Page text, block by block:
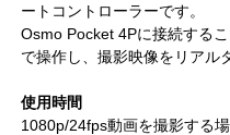
ートコントローラーです。
Osmo Pocket 4Pに接続する
で操作し、撮影映像をリアル
使用時間
1080p/24fps動画を撮影する